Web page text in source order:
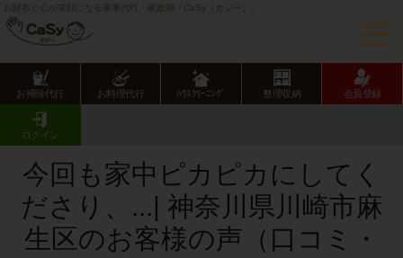
お財布と心が笑顔になる家事代行・家政婦「CaSy（カジー）」
お掃除代行 お料理代行 ﾊｳｽｸﾘｰﾆﾝｸﾞ 整理収納 会員登録
ログイン
CaSy TOP
お客様の声･口コミ詳細
今回も家中ピカピカにしてく
ださり、...| 神奈川県川崎市麻
生区のお客様の声（口コミ・